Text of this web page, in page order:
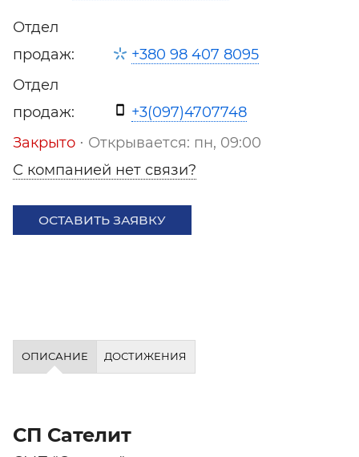
Отдел
продаж:
+380 98 407 8095
Отдел
продаж:
+3(097)4707748
Закрыто ⋅ Открывается: пн, 09:00
С компанией нет связи?
ОСТАВИТЬ ЗАЯВКУ
ОПИСАНИЕ ДОСТИЖЕНИЯ
СП Сателит